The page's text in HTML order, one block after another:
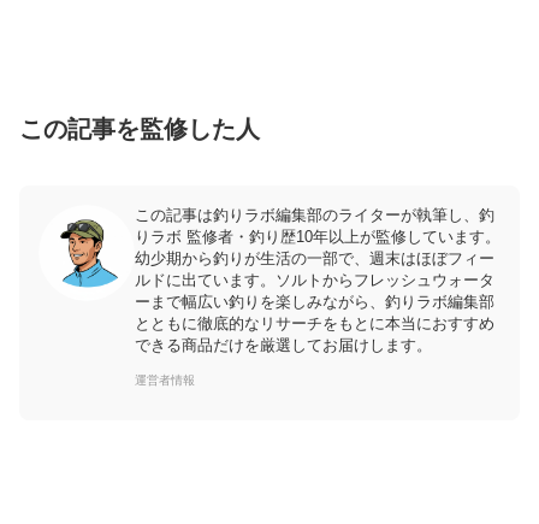
この記事を監修した人
この記事は釣りラボ編集部のライターが執筆し、釣
りラボ 監修者・釣り歴10年以上が監修しています。
幼少期から釣りが生活の一部で、週末はほぼフィー
ルドに出ています。ソルトからフレッシュウォータ
ーまで幅広い釣りを楽しみながら、釣りラボ編集部
とともに徹底的なリサーチをもとに本当におすすめ
できる商品だけを厳選してお届けします。
運営者情報